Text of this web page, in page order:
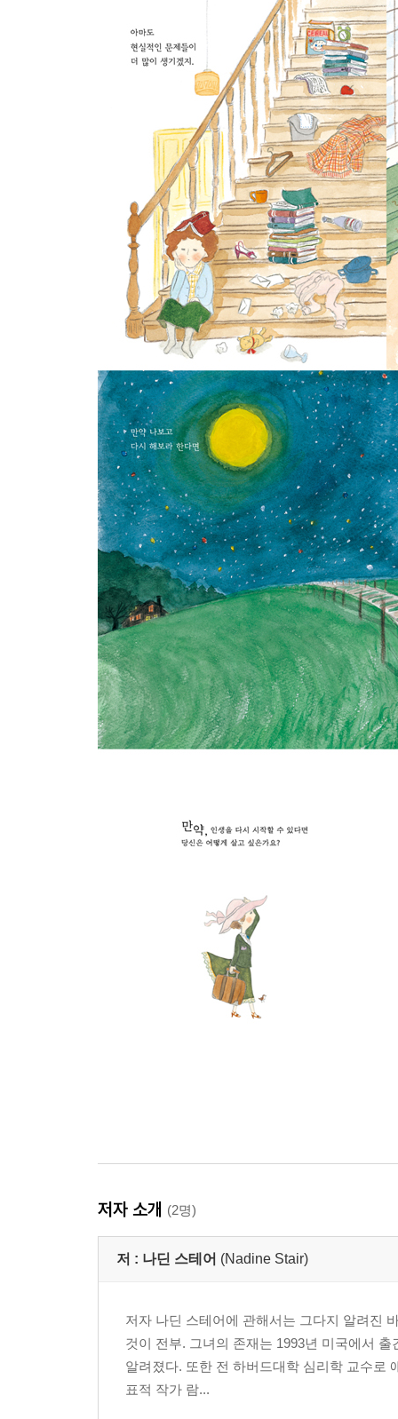
저자 소개 (2명)
저 : 나딘 스테어 (Nadine Stair)
저자 나딘 스테어에 관해서는 그다지 알려진
것이 전부. 그녀의 존재는 1993년 미국에서
알려졌다. 또한 전 하버드대학 심리학 교수로
표적 작가 람...